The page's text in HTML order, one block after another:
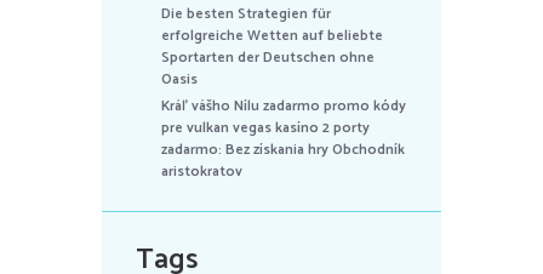
Die besten Strategien für
erfolgreiche Wetten auf beliebte
Sportarten der Deutschen ohne
Oasis
Kráľ vášho Nílu zadarmo promo kódy
pre vulkan vegas kasíno 2 porty
zadarmo: Bez získania hry Obchodník
aristokratov
Tags